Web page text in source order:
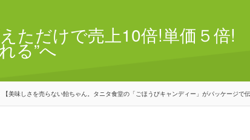
ただけで売上10倍!単価５倍!
る”へ
【美味しさを売らない飴ちゃん。タニタ食堂の「ごほうびキャンディー」がパッケージで伝